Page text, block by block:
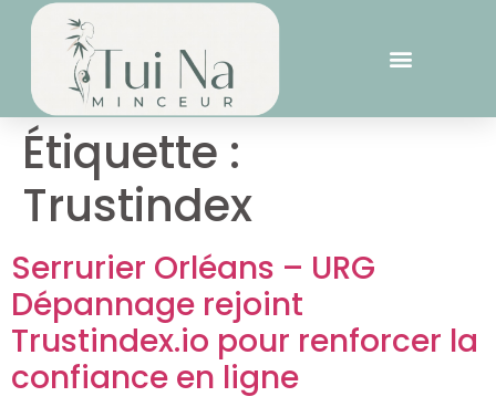
Étiquette :
Trustindex
Serrurier Orléans – URG
Dépannage rejoint
Trustindex.io pour renforcer la
confiance en ligne